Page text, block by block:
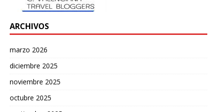
ARCHIVOS
marzo 2026
diciembre 2025
noviembre 2025
octubre 2025